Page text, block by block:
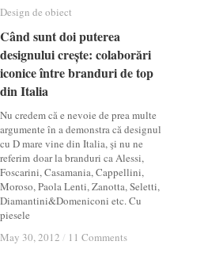
Design de obiect
Când sunt doi puterea
designului crește: colaborări
iconice între branduri de top
din Italia
Nu credem că e nevoie de prea multe
argumente în a demonstra că designul
cu D mare vine din Italia, şi nu ne
referim doar la branduri ca Alessi,
Foscarini, Casamania, Cappellini,
Moroso, Paola Lenti, Zanotta, Seletti,
Diamantini&Domeniconi etc. Cu
piesele
May 30, 2012 / 11 Comments
Design de obiect
Când sunt doi puterea
designului crește: colaborări
iconice între branduri de top
din Italia
May 30, 2012 / 11 Comments